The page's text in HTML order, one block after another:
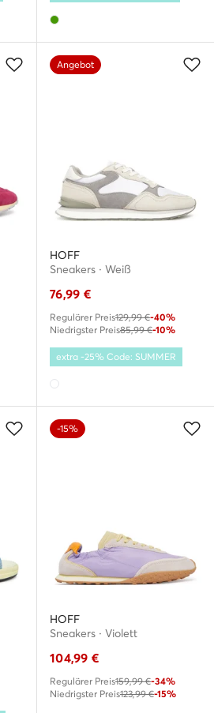
Angebot
HOFF
Sneakers · Weiß
76,99 €
Regulärer Preis129,99 €-40%
Niedrigster Preis85,99 €-10%
extra -25% Code: SUMMER
-15%
HOFF
Sneakers · Violett
104,99 €
Regulärer Preis159,99 €-34%
Niedrigster Preis123,99 €-15%